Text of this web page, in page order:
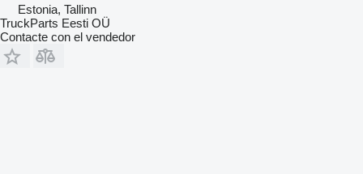
Estonia, Tallinn
TruckParts Eesti OÜ
Contacte con el vendedor